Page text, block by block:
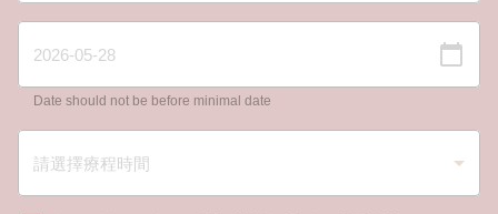
Date should not be before minimal date